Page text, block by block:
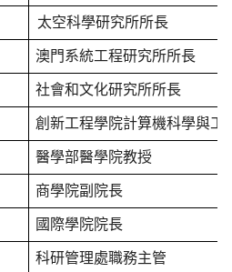
太空科學研究所所長
澳門系統工程研究所所長
社會和文化研究所所長
創新工程學院計算機科學與工
醫學部醫學院教授
商學院副院長
國際學院院長
科研管理處職務主管